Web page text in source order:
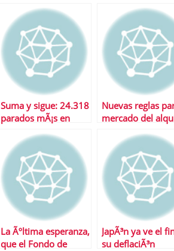
Suma y sigue: 24.318
parados mÃ¡s en
Nuevas reglas
mercado del
La Ãºltima esperanza,
que el Fondo de
JapÃ³n ya ve el
su deflaciÃ³n